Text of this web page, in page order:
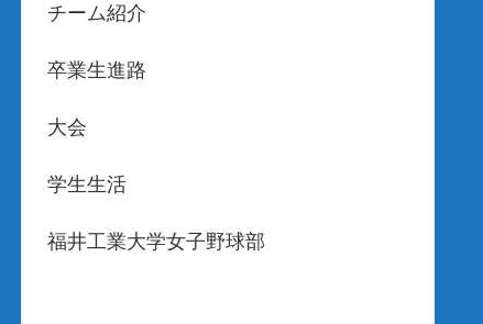
チーム紹介
卒業生進路
大会
学生生活
福井工業大学女子野球部